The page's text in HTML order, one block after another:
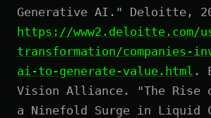
Generative AI." Deloitte,
https://
transformation/companies-
ai-to-generate-value.html .
Vision Alliance. "The Rise
a Ninefold Surge in Liquid